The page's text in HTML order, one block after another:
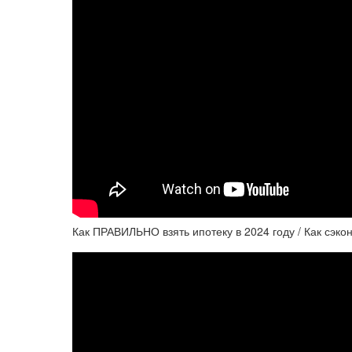
Как ПРАВИЛЬНО взять ипотеку в 2024 году / Как